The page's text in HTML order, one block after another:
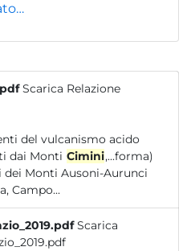
Scarica Relazione
del vulcanismo acido
dai Monti Cimini,...forma)
Monti Ausoni-Aurunci
(Pantano di Lenola, Campo...
Scarica